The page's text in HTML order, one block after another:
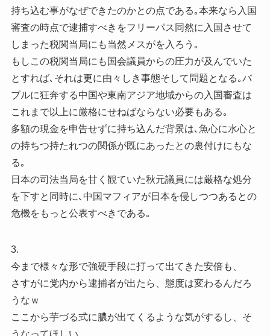
持ち込む事がなぜできたのかとの点である｡本来なら入国
審査の時点で逮捕すべきをフリーパス同然に入国させて
しまった税関当局にも当然メスがを入ろう｡
もしこの税関当局にも国会議員からの圧力が及んでいた
とすれば､それは更に由々しき事態そして問題となる｡バ
ブルに狂奔する中国や東南アジア地域からの入国審査は
これまで以上に厳格にせねばならない必要もある｡
多額の現金を申告せずに持ち込んだ背景は､魚心に水心と
の持ちつ持たれつの関係が既にあったとの裏付けにもな
る｡
日本の司法当局を甘く観ていた秋元議員には厳格な処分
を下すと同時に､中国マフィアが日本を侵しつつあるとの
危機をもっと公表すべきである｡
3.
今まで様々な形で強硬手段に打って出てきた安倍も、
さすがに党内から逮捕者が出たら、態度は変わるんだろ
うなｗ
ここから芋づる式に膿が出てくるような気がするし、そ